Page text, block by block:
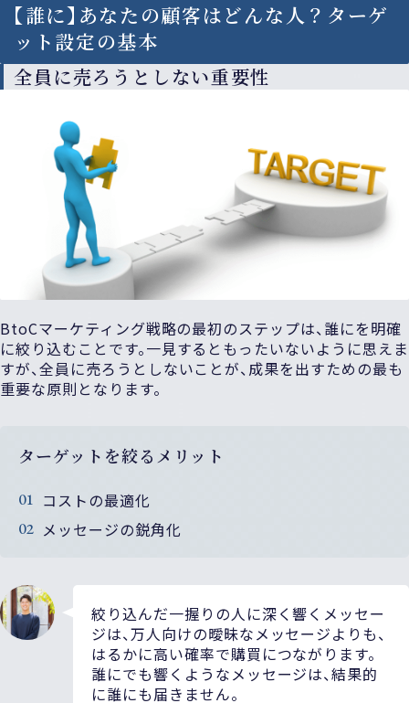
【誰に】あなたの顧客はどんな人？ターゲ
ット設定の基本
全員に売ろうとしない重要性
BtoCマーケティング戦略の最初のステップは、誰にを明確
に絞り込むことです。一見するともったいないように思えま
すが、全員に売ろうとしないことが、成果を出すための最も
重要な原則となります。
ターゲットを絞るメリット
コストの最適化
メッセージの鋭角化
絞り込んだ一握りの人に深く響くメッセー
ジは、万人向けの曖昧なメッセージよりも、
はるかに高い確率で購買につながります。
誰にでも響くようなメッセージは、結果的
に誰にも届きません。